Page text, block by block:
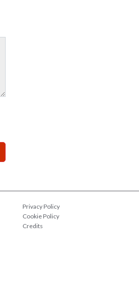
Privacy Policy
Cookie Policy
Credits